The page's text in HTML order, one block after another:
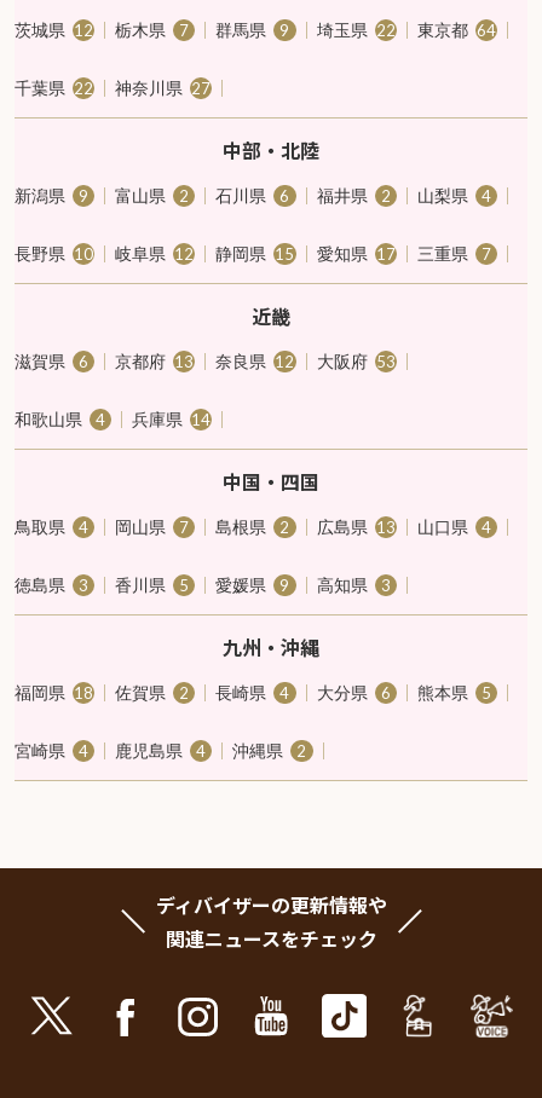
茨城県 12 栃木県 7 群馬県 9 埼玉県 22 東京都 64
千葉県 22 神奈川県 27
中部・北陸
新潟県 9 富山県 2 石川県 6 福井県 2 山梨県 4
長野県 10 岐阜県 12 静岡県 15 愛知県 17 三重県 7
近畿
滋賀県 6 京都府 13 奈良県 12 大阪府 53
和歌山県 4 兵庫県 14
中国・四国
鳥取県 4 岡山県 7 島根県 2 広島県 13 山口県 4
徳島県 3 香川県 5 愛媛県 9 高知県 3
九州・沖縄
福岡県 18 佐賀県 2 長崎県 4 大分県 6 熊本県 5
宮崎県 4 鹿児島県 4 沖縄県 2
ディバイザーの更新情報や
関連ニュースをチェック